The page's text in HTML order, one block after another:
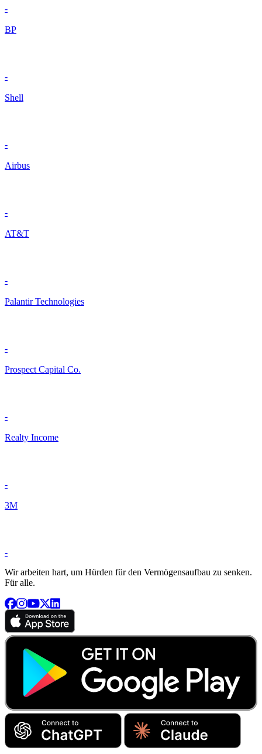
-
BP
-
Shell
-
Airbus
-
AT&T
-
Palantir Technologies
-
Prospect Capital Co.
-
Realty Income
-
3M
-
Wir arbeiten hart, um Hürden für den Vermögensaufbau zu senken.
Für alle.